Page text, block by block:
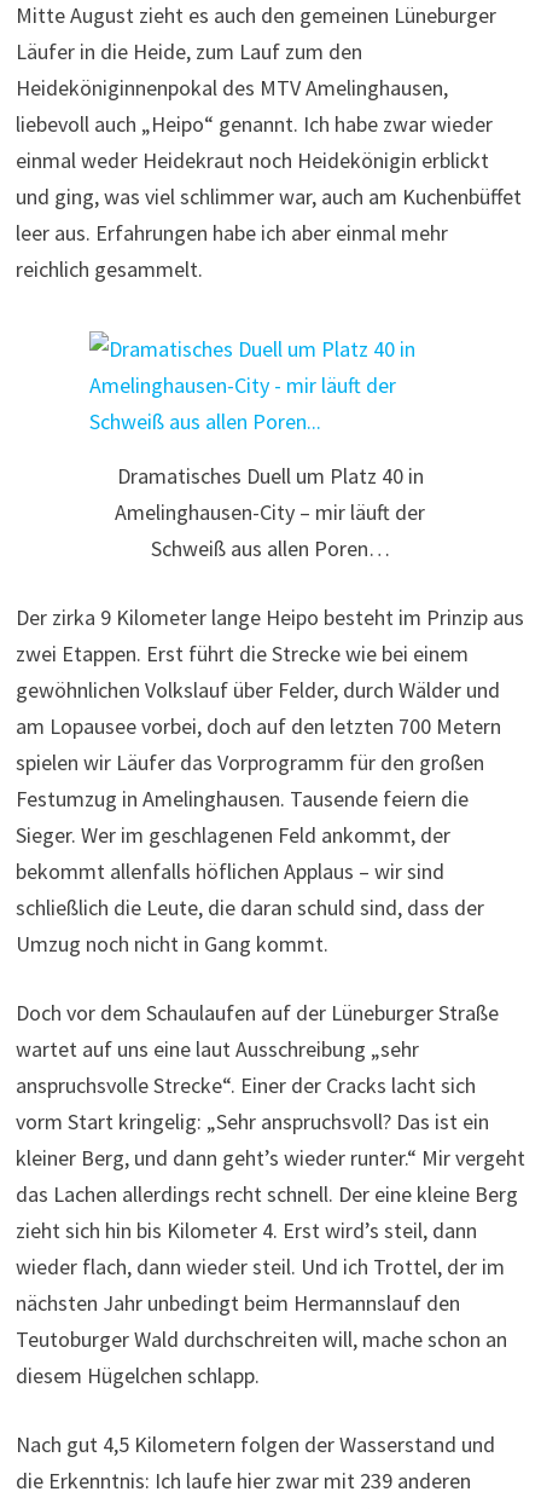
Mitte August zieht es auch den gemeinen Lüneburger
Läufer in die Heide, zum Lauf zum den
Heideköniginnenpokal des MTV Amelinghausen,
liebevoll auch „Heipo“ genannt. Ich habe zwar wieder
einmal weder Heidekraut noch Heidekönigin erblickt
und ging, was viel schlimmer war, auch am Kuchenbüffet
leer aus. Erfahrungen habe ich aber einmal mehr
reichlich gesammelt.
Dramatisches Duell um Platz 40 in
Amelinghausen-City – mir läuft der
Schweiß aus allen Poren…
Der zirka 9 Kilometer lange Heipo besteht im Prinzip aus
zwei Etappen. Erst führt die Strecke wie bei einem
gewöhnlichen Volkslauf über Felder, durch Wälder und
am Lopausee vorbei, doch auf den letzten 700 Metern
spielen wir Läufer das Vorprogramm für den großen
Festumzug in Amelinghausen. Tausende feiern die
Sieger. Wer im geschlagenen Feld ankommt, der
bekommt allenfalls höflichen Applaus – wir sind
schließlich die Leute, die daran schuld sind, dass der
Umzug noch nicht in Gang kommt.
Doch vor dem Schaulaufen auf der Lüneburger Straße
wartet auf uns eine laut Ausschreibung „sehr
anspruchsvolle Strecke“. Einer der Cracks lacht sich
vorm Start kringelig: „Sehr anspruchsvoll? Das ist ein
kleiner Berg, und dann geht’s wieder runter.“ Mir vergeht
das Lachen allerdings recht schnell. Der eine kleine Berg
zieht sich hin bis Kilometer 4. Erst wird’s steil, dann
wieder flach, dann wieder steil. Und ich Trottel, der im
nächsten Jahr unbedingt beim Hermannslauf den
Teutoburger Wald durchschreiten will, mache schon an
diesem Hügelchen schlapp.
Nach gut 4,5 Kilometern folgen der Wasserstand und
die Erkenntnis: Ich laufe hier zwar mit 239 anderen